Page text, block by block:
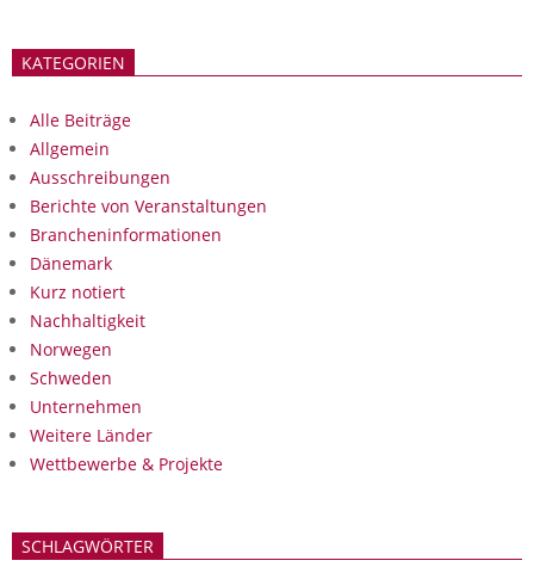
KATEGORIEN
Alle Beiträge
Allgemein
Ausschreibungen
Berichte von Veranstaltungen
Brancheninformationen
Dänemark
Kurz notiert
Nachhaltigkeit
Norwegen
Schweden
Unternehmen
Weitere Länder
Wettbewerbe & Projekte
SCHLAGWÖRTER